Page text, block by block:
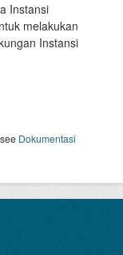
Instansi
melakukan
Instansi
Dokumentasi